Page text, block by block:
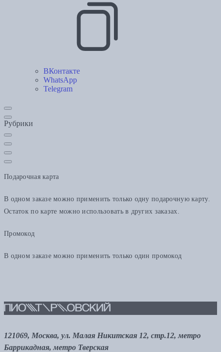
ВКонтакте
WhatsApp
Telegram
Рубрики
Подарочная карта
В одном заказе можно применить только одну подарочную карту.
Остаток по карте можно использовать в других заказах.
Промокод
В одном заказе можно применить только один промокод
121069, Москва, ул. Малая Никитская 12, стр.12, метро
Баррикадная, метро Тверская